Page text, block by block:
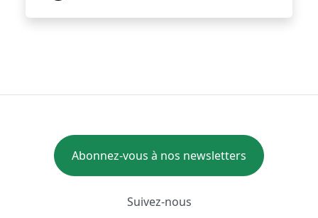
Abonnez-vous à nos newsletters
Suivez-nous